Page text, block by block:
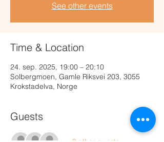
See other events
Time & Location
24. sep. 2025, 19:00 – 20:10
Solbergmoen, Gamle Riksvei 203, 3055
Krokstadelva, Norge
Guests